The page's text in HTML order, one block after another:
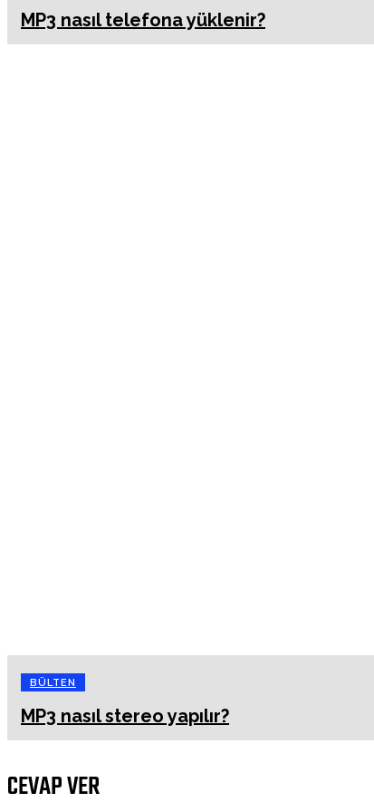
MP3 nasıl telefona yüklenir?
BÜLTEN
MP3 nasıl stereo yapılır?
CEVAP VER